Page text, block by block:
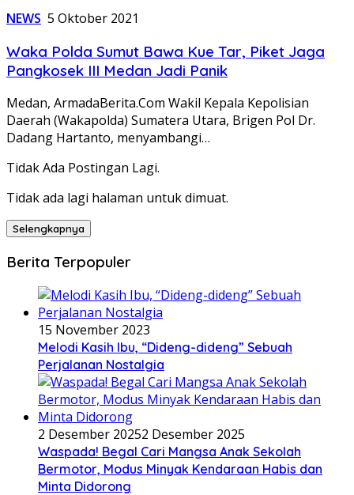
NEWS 5 Oktober 2021
Waka Polda Sumut Bawa Kue Tar, Piket Jaga
Pangkosek III Medan Jadi Panik
Medan, ArmadaBerita.Com Wakil Kepala Kepolisian
Daerah (Wakapolda) Sumatera Utara, Brigen Pol Dr.
Dadang Hartanto, menyambangi…
Tidak Ada Postingan Lagi.
Tidak ada lagi halaman untuk dimuat.
Selengkapnya
Berita Terpopuler
15 November 2023
Melodi Kasih Ibu, “Dideng-dideng” Sebuah
Perjalanan Nostalgia
2 Desember 20252 Desember 2025
Waspada! Begal Cari Mangsa Anak Sekolah
Bermotor, Modus Minyak Kendaraan Habis dan
Minta Didorong